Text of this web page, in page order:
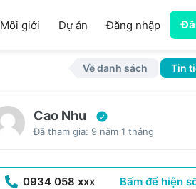
Môi giới Dự án Đăng nhập
Về danh sách Tin
Cao Nhu
Đã tham gia: 9 năm 1 tháng
0934 058 xxx Bấm để hiện